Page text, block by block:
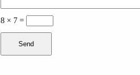
8 × 7 =
Send